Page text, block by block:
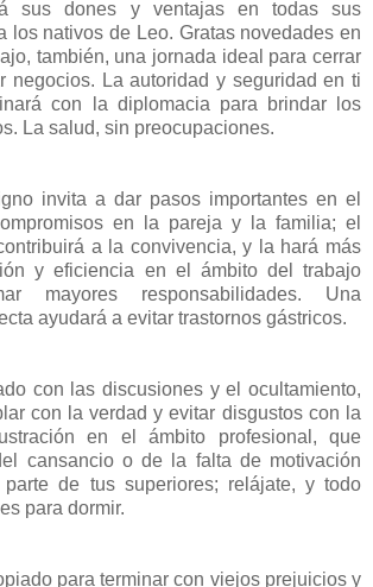
sus dones y ventajas en todas sus
los nativos de Leo. Gratas novedades en
también, una jornada ideal para cerrar
negocios. La autoridad y seguridad en ti
con la diplomacia para brindar los
La salud, sin preocupaciones.
invita a dar pasos importantes en el
en la pareja y la familia; el
a la convivencia, y la hará más
y eficiencia en el ámbito del trabajo
mayores responsabilidades. Una
ayudará a evitar trastornos gástricos.
con las discusiones y el ocultamiento,
con la verdad y evitar disgustos con la
en el ámbito profesional, que
cansancio o de la falta de motivación
de tus superiores; relájate, y todo
para dormir.
para terminar con viejos prejuicios y